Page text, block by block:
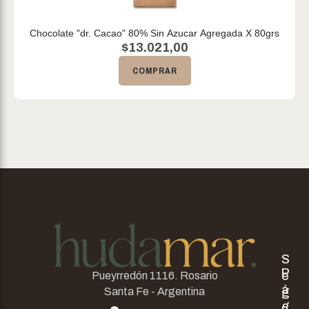
Chocolate "dr. Cacao" 80% Sin Azucar Agregada X 80grs
$13.021,00
COMPRAR
Pueyrredón 1116. Rosario
Santa Fe - Argentina
P
á
g
S
e
g